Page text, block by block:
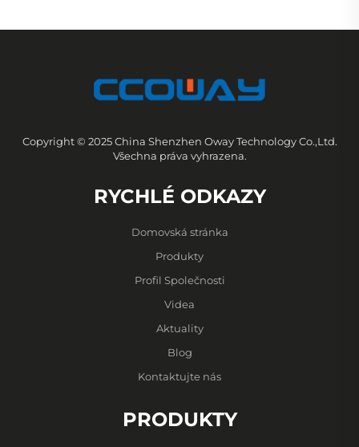
Copyright © 2025 China Shenzhen Oway Technology Co.,Ltd.
Všechna práva vyhrazena.
RYCHLÉ ODKAZY
Domovská stránka
Produkty
Profil Společnosti
Videa
Aktuality
Blog
Kontaktujte nás
PRODUKTY